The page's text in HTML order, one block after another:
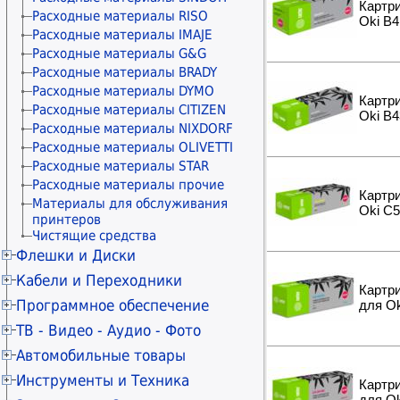
Коннекторы и колпачки
Модули и адаптеры
Keystone/Mosaic/Mini-Com
Патч-панели
Розетки сетевые внешние
Розетки сетевые
Рамки и монтажные элементы
Крепления для сетевого
оборудования
Кабельные каналы
Гофры и металлорукава
Органайзеры для кабелей
Стяжки для кабелей
Маркеры сетевые
Материалы для обслуживания
принтеров
принтеров
Расходные материалы RISO
Расходные материалы IMAJE
Расходные материалы G&G
Расходные материалы BRADY
Расходные материалы DYMO
Расходные материалы CITIZEN
Расходные материалы NIXDORF
Расходные материалы OLIVETTI
Расходные материалы STAR
Расходные материалы прочие
Материалы для обслуживания
принтеров
Чистящие средства
Флешки и Диски
Карты SD
Карты microSD
Карты Compact Flash
Картридеры внешние
Флешки USB 4ГБ
Флешки USB 16ГБ
Кабели и Переходники
Кабели USB
Удлинители USB
Разветвители USB
Кабели micro USB
Кабели mini USB
Кабели USB Type-C
Программное обеспечение
Антивирусы KASPERSKY
Антивирусы ESET NOD32
Антивирусы Dr.WEB
Microsoft Windows
ТВ - Видео - Аудио - Фото
Телевизоры 20" - 29"
Телевизоры 40" - 49"
Автомобильные товары
Автовидеорегистраторы
Карты microSD
Инструменты и Техника
Oki
Oki
Oki
для